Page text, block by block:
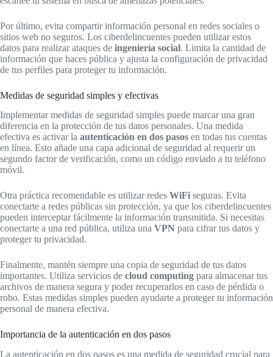
Por último, evita compartir información personal en redes sociales o
sitios web no seguros. Los ciberdelincuentes pueden utilizar estos
datos para realizar ataques de ingeniería social. Limita la cantidad de
información que haces pública y ajusta la configuración de privacidad
de tus perfiles para proteger tu información.
Medidas de seguridad simples y efectivas
Implementar medidas de seguridad simples puede marcar una gran
diferencia en la protección de tus datos personales. Una medida
efectiva es activar la autenticación en dos pasos en todas tus cuentas
en línea. Esto añade una capa adicional de seguridad al requerir un
segundo factor de verificación, como un código enviado a tu teléfono
móvil.
Otra práctica recomendable es utilizar redes WiFi seguras. Evita
conectarte a redes públicas sin protección, ya que los ciberdelincuentes
pueden interceptar fácilmente la información transmitida. Si necesitas
conectarte a una red pública, utiliza una VPN para cifrar tus datos y
proteger tu privacidad.
Finalmente, mantén siempre una copia de seguridad de tus datos
importantes. Utiliza servicios de cloud computing para almacenar tus
archivos de manera segura y poder recuperarlos en caso de pérdida o
robo. Estas medidas simples pueden ayudarte a proteger tu información
personal de manera efectiva.
Importancia de la autenticación en dos pasos
La autenticación en dos pasos es una medida de seguridad crucial para